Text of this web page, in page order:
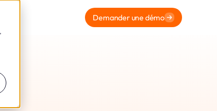
Demander une démo